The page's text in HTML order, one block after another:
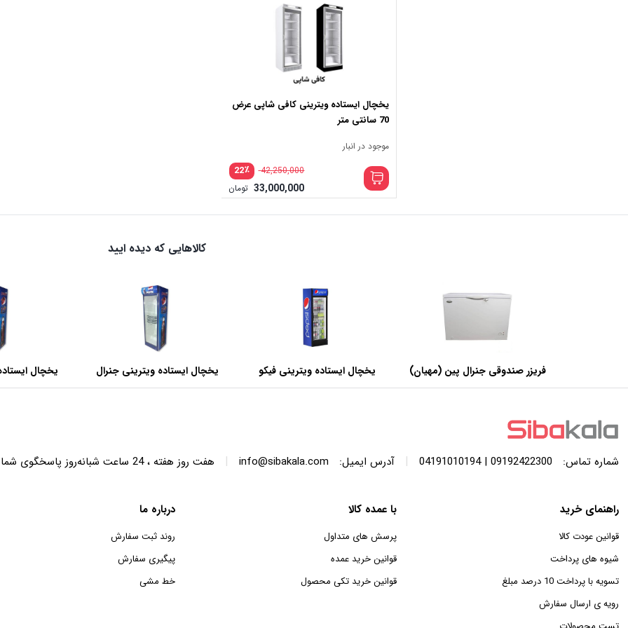
یخچال ایستاده ویترینی کافی شاپی عرض
70 سانتی متر
موجود در انبار
٪22 42,250,000
33,000,000 تومان
کالاهایی که دیده ایید
فریزر صندوقی جنرال پین (مهیان)
با ظرفیت 440 لیتر
یخچال ایستاده ویترینی فیکو
عرض 60 سانتی متر
یخچال ایستاده ویترینی جنرال
عرض 60 سانتی متر
یخچال
عرض 70 سانتی متر
شماره تماس: 09192422300 | 04191010194
| آدرس ایمیل: info@sibakala.com
| هفت روز هفته ، 24 ساعت شبانه‌روز پاسخگوی شما هستیم.
راهنمای خرید
قوانین عودت کالا
شیوه های پرداخت
تسویه با پرداخت 10 درصد مبلغ
رویه ی ارسال سفارش
با عمده کالا
پرسش های متداول
قوانین خرید عمده
قوانین خرید تکی محصول
درباره ما
روند ثبت سفارش
پیگیری سفارش
خط مشی